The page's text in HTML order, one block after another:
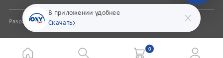
В приложении удобнее
Скачать
Разработка сайтаpharmit.uz
0